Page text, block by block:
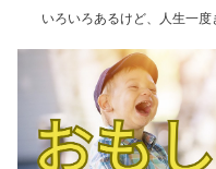
いろいろあるけど、人生一